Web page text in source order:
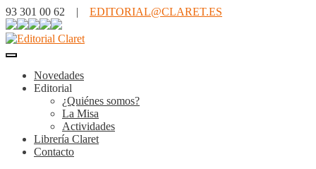
93 301 00 62 | EDITORIAL@CLARET.ES
Novedades
Editorial
¿Quiénes somos?
La Misa
Actividades
Librería Claret
Contacto